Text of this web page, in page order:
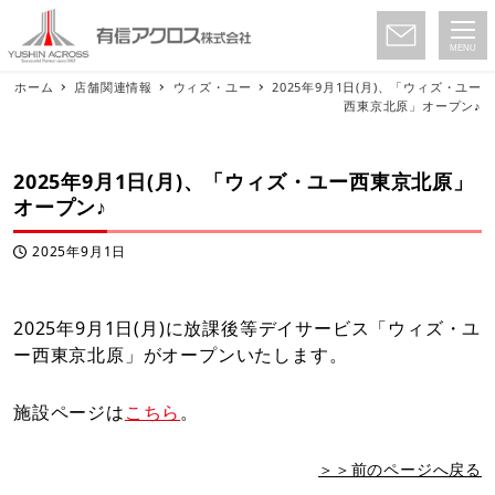
MENU
ホーム 店舗関連情報 ウィズ・ユー
2025年9月1日(月)、「ウィズ・ユー
西東京北原」オープン♪
2025年9月1日(月)、「ウィズ・ユー西東京北原」
オープン♪
投稿日2025年9月1日
2025年9月1日(月)に放課後等デイサービス「ウィズ・ユ
ー西東京北原」がオープンいたします。
施設ページはこちら。
＞＞前のページへ戻る